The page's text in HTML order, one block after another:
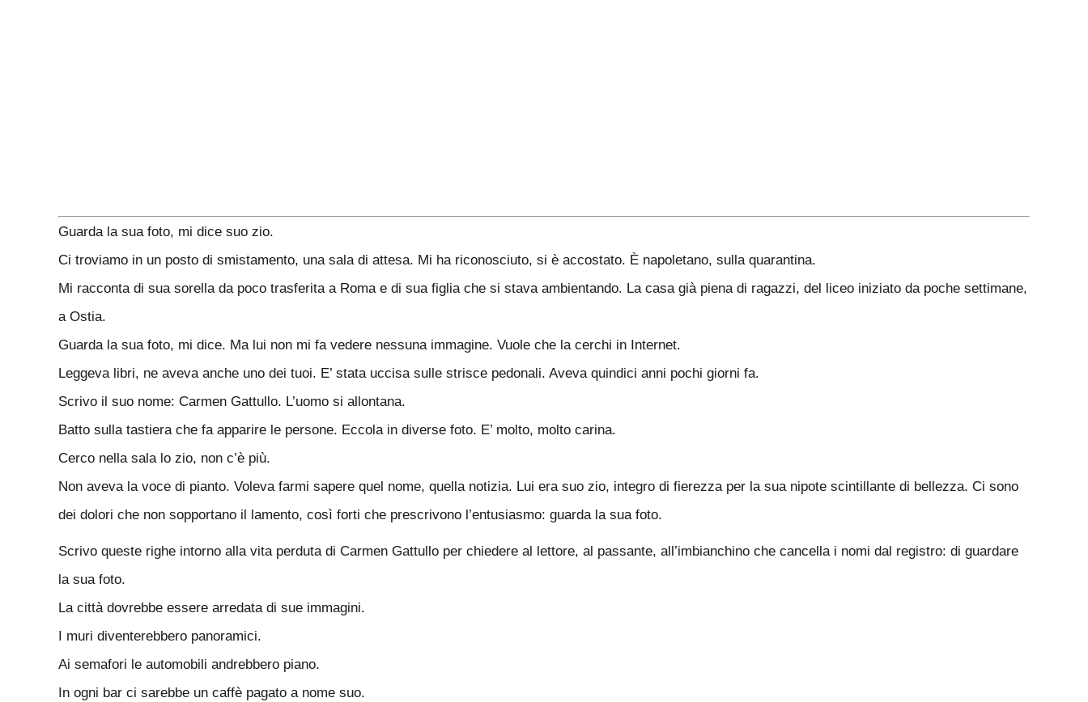
Guarda la sua foto, mi dice suo zio.
Ci troviamo in un posto di smistamento, una sala di attesa. Mi ha riconosciuto, si è accostato. È napoletano, sulla quarantina.
Mi racconta di sua sorella da poco trasferita a Roma e di sua figlia che si stava ambientando. La casa già piena di ragazzi, del liceo iniziato da poche settimane,
a Ostia.
Guarda la sua foto, mi dice. Ma lui non mi fa vedere nessuna immagine. Vuole che la cerchi in Internet.
Leggeva libri, ne aveva anche uno dei tuoi. E’ stata uccisa sulle strisce pedonali. Aveva quindici anni pochi giorni fa.
Scrivo il suo nome: Carmen Gattullo. L’uomo si allontana.
Batto sulla tastiera che fa apparire le persone. Eccola in diverse foto. E’ molto, molto carina.
Cerco nella sala lo zio, non c’è più.
Non aveva la voce di pianto. Voleva farmi sapere quel nome, quella notizia. Lui era suo zio, integro di fierezza per la sua nipote scintillante di bellezza. Ci sono
dei dolori che non sopportano il lamento, così forti che prescrivono l’entusiasmo: guarda la sua foto.
Scrivo queste righe intorno alla vita perduta di Carmen Gattullo per chiedere al lettore, al passante, all’imbianchino che cancella i nomi dal registro: di guardare
la sua foto.
La città dovrebbe essere arredata di sue immagini.
I muri diventerebbero panoramici.
Ai semafori le automobili andrebbero piano.
In ogni bar ci sarebbe un caffè pagato a nome suo.